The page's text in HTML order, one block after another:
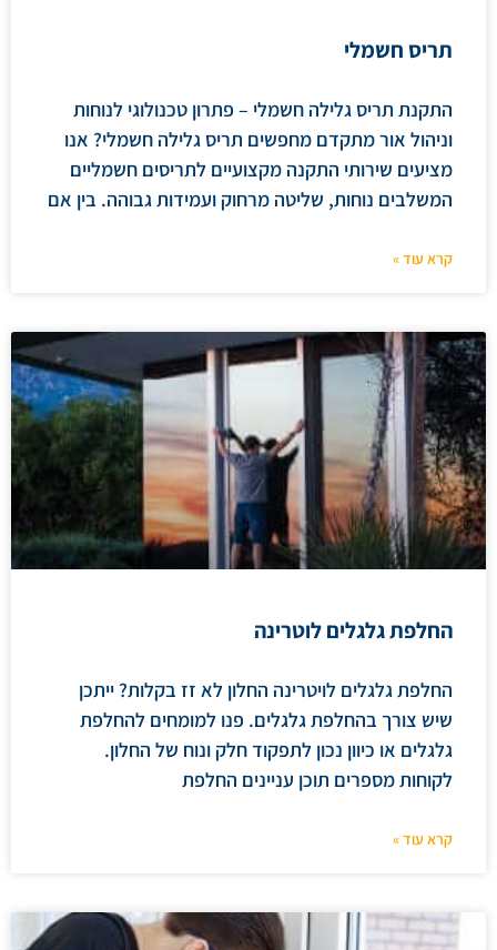
תריס חשמלי
התקנת תריס גלילה חשמלי – פתרון טכנולוגי לנוחות
וניהול אור מתקדם מחפשים תריס גלילה חשמלי? אנו
מציעים שירותי התקנה מקצועיים לתריסים חשמליים
המשלבים נוחות, שליטה מרחוק ועמידות גבוהה. בין אם
קרא עוד »
החלפת גלגלים לוטרינה
החלפת גלגלים לויטרינה החלון לא זז בקלות? ייתכן
שיש צורך בהחלפת גלגלים. פנו למומחים להחלפת
גלגלים או כיוון נכון לתפקוד חלק ונוח של החלון.
לקוחות מספרים תוכן עניינים החלפת
קרא עוד »